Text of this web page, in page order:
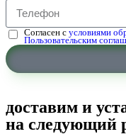
Согласен с условиями
Пользовательским
доставим и
на следующий